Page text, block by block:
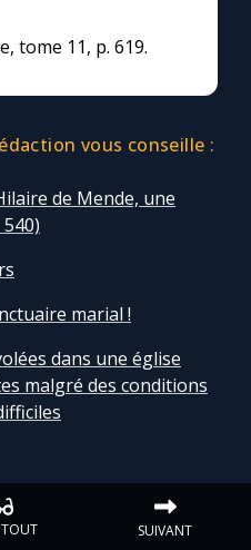
tome 11, p. 619.
vous conseille :
de Mende, une
marial !
dans une église
malgré des conditions
SUIVANT